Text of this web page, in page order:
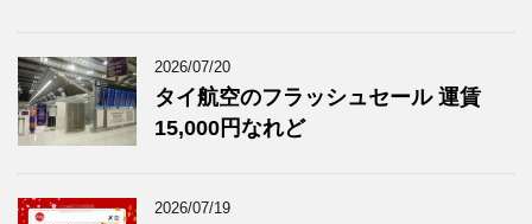
2026/07/20
タイ航空のフラッシュセール 運賃
15,000円なれど
2026/07/19